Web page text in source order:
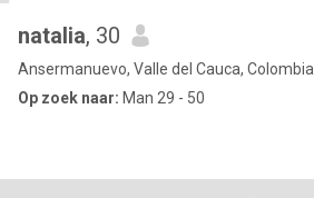
natalia, 30
Ansermanuevo, Valle del Cauca, Colombia
Op zoek naar: Man 29 - 50